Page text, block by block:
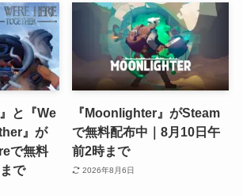
と『We
』が
で無料
で
『Moonlighter』がSteam
で無料配布中｜8月10日午
前2時まで
2026年8月6日